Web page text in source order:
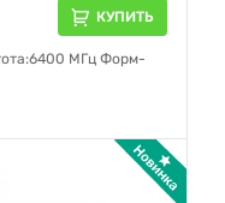
КУПИТЬ
МГц Форм-